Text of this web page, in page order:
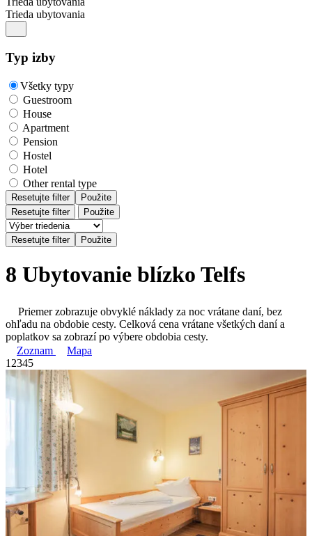
Trieda ubytovania
Typ izby
Všetky typy
Guestroom
House
Apartment
Pension
Hostel
Hotel
Other rental type
Resetujte filter
Použite
Resetujte filter
Použite
8 Ubytovanie blízko Telfs
Priemer zobrazuje obvyklé náklady za noc vrátane daní, bez
ohľadu na obdobie cesty. Celková cena vrátane všetkých daní a
poplatkov sa zobrazí po výbere obdobia cesty.
Zoznam
Mapa
1 2345